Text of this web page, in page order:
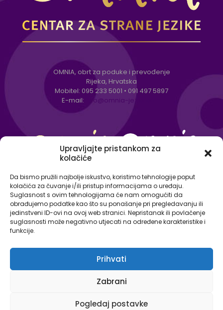
Upravljajte pristankom za
kolačiće
Da bismo pružili najbolje iskustvo, koristimo tehnologije poput
kolačića za čuvanje i/ili pristup informacijama o uređaju.
Suglasnost s ovim tehnologijama će nam omogućiti da
obrađujemo podatke kao što su ponašanje pri pregledavanju ili
jedinstveni ID-ovi na ovoj web stranici. Nepristanak ili povlačenje
suglasnosti može negativno utjecati na određene karakteristike i
funkcije.
Prihvati
Zabrani
Pogledaj postavke
OMNIA, obrt za poduke i prevođenje
Rijeka, Hrvatska
Mobitel: 095 233 5001 • 091 497 5897
E-mail:
info@omnia-jezici.com
© Omnia - centar za strane jezike 2026. Sva prava